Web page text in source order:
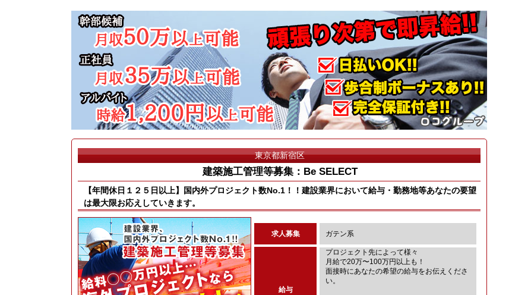
東京都新宿区
建築施工管理等募集：Be SELECT
【年間休日１２５日以上】国内外プロジェクト数No.1！！建設業界において給与・勤務地等あなたの要望
は最大限お応えしていきます。
求人募集 ガテン系
給与
プロジェクト先によって様々
月給で20万〜100万円以上も！
面接時にあなたの希望の給与をお伝えくださ
い。